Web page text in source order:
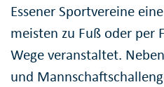
Essener Sportvereine
meisten zu Fuß oder per
Wege veranstaltet.
und